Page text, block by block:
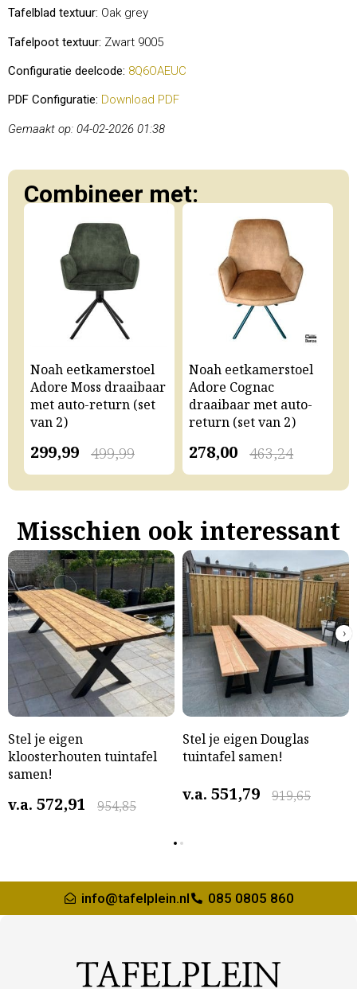
Tafelblad textuur: Oak grey
Tafelpoot textuur: Zwart 9005
Configuratie deelcode: 8Q6OAEUC
PDF Configuratie: Download PDF
Gemaakt op: 04-02-2026 01:38
Combineer met:
Noah eetkamerstoel
Adore Moss draaibaar
met auto-return (set
van 2)
499,99
299,99
Noah eetkamerstoel
Adore Cognac
draaibaar met auto-
return (set van 2)
463,24
278,00
Misschien ook interessant
Stel je eigen
kloosterhouten tuintafel
samen!
v.a. 954,85
572,91
Stel je eigen Douglas
tuintafel samen!
v.a. 919,65
551,79
›
info@tafelplein.nl 085 0805 860